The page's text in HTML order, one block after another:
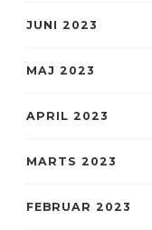
JUNI 2023
MAJ 2023
APRIL 2023
MARTS 2023
FEBRUAR 2023